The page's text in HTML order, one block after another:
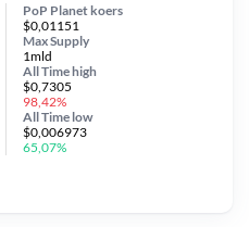
PoP Planet koers
$0,01151
Max Supply
1mld
All Timehigh
$0,7305
98,42%
All Time low
$0,006973
65,07%